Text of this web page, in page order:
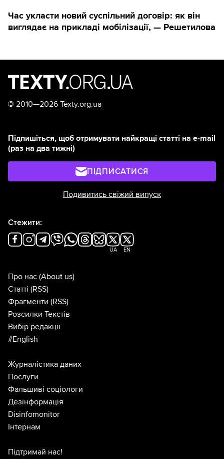
Час укласти новий суспільний договір: як він
виглядає на прикладі мобілізації, — Решетилова
© 2010—2026 Texty.org.ua
Підпишіться, щоб отримувати найкращі статті на e-mail
(раз на два тижні)
ПІДПИСАТИСЯ
Подивитись свіжий випуск
Стежити:
UA EN
Про нас (About us)
Статті (RSS)
Фрагменти (RSS)
Розсилки Текстів
Вибір редакції
#English
Журналістика даних
Послуги
Фальшиві соціологи
Дезінформація
Disinfomonitor
Інтернам
Підтримай нас!